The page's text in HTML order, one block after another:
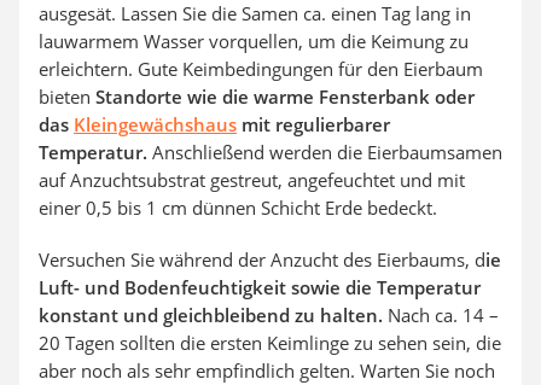
ausgesät. Lassen Sie die Samen ca. einen Tag lang in
lauwarmem Wasser vorquellen, um die Keimung zu
erleichtern. Gute Keimbedingungen für den Eierbaum
bieten Standorte wie die warme Fensterbank oder
das Kleingewächshaus mit regulierbarer
Temperatur. Anschließend werden die Eierbaumsamen
auf Anzuchtsubstrat gestreut, angefeuchtet und mit
einer 0,5 bis 1 cm dünnen Schicht Erde bedeckt.
Versuchen Sie während der Anzucht des Eierbaums, die
Luft- und Bodenfeuchtigkeit sowie die Temperatur
konstant und gleichbleibend zu halten. Nach ca. 14 –
20 Tagen sollten die ersten Keimlinge zu sehen sein, die
aber noch als sehr empfindlich gelten. Warten Sie noch